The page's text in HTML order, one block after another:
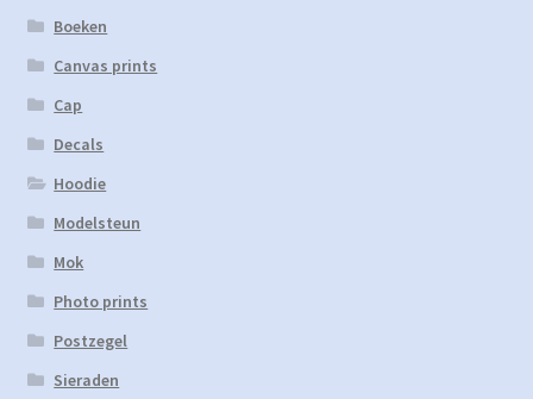
Boeken
Canvas prints
Cap
Decals
Hoodie
Modelsteun
Mok
Photo prints
Postzegel
Sieraden